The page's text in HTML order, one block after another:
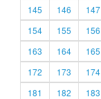
145
146 147
154
155 156
163
164 165
172
173 174
181
182 183